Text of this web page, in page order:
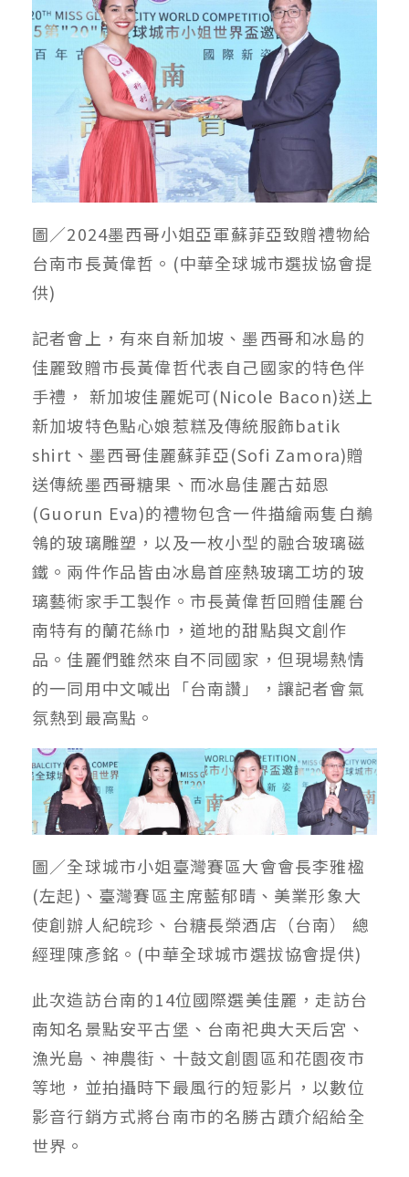
圖／2024墨西哥小姐亞軍蘇菲亞致贈禮物給
台南市長黃偉哲。(中華全球城市選拔協會提
供)
記者會上，有來自新加坡、墨西哥和冰島的
佳麗致贈市長黃偉哲代表自己國家的特色伴
手禮， 新加坡佳麗妮可(Nicole Bacon)送上
新加坡特色點心娘惹糕及傳統服飾batik
shirt、墨西哥佳麗蘇菲亞(Sofi Zamora)贈
送傳統墨西哥糖果、而冰島佳麗古茹恩
(Guorun Eva)的禮物包含一件描繪兩隻白鶺
鴒的玻璃雕塑，以及一枚小型的融合玻璃磁
鐵。兩件作品皆由冰島首座熱玻璃工坊的玻
璃藝術家手工製作。市長黃偉哲回贈佳麗台
南特有的蘭花絲巾，道地的甜點與文創作
品。佳麗們雖然來自不同國家，但現場熱情
的一同用中文喊出「台南讚」，讓記者會氣
氛熱到最高點。
圖／全球城市小姐臺灣賽區大會會長李雅楹
(左起)、臺灣賽區主席藍郁晴、美業形象大
使創辦人紀皖珍、台糖長榮酒店（台南） 總
經理陳彥銘。(中華全球城市選拔協會提供)
此次造訪台南的14位國際選美佳麗，走訪台
南知名景點安平古堡、台南祀典大天后宮、
漁光島、神農街、十鼓文創園區和花園夜市
等地，並拍攝時下最風行的短影片，以數位
影音行銷方式將台南市的名勝古蹟介紹給全
世界。